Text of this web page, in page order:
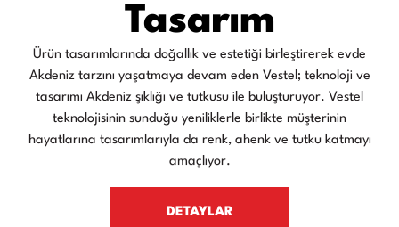
Tasarım
Ürün tasarımlarında doğallık ve estetiği birleştirerek evde
Akdeniz tarzını yaşatmaya devam eden Vestel; teknoloji ve
tasarımı Akdeniz şıklığı ve tutkusu ile buluşturuyor. Vestel
teknolojisinin sunduğu yeniliklerle birlikte müşterinin
hayatlarına tasarımlarıyla da renk, ahenk ve tutku katmayı
amaçlıyor.
DETAYLAR